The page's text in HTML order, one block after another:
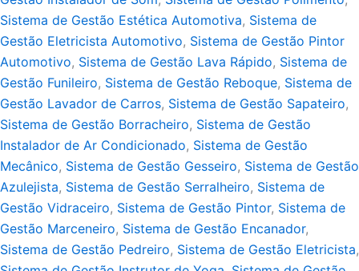
Sistema de Gestão Estética Automotiva, Sistema de
Gestão Eletricista Automotivo, Sistema de Gestão Pintor
Automotivo, Sistema de Gestão Lava Rápido, Sistema de
Gestão Funileiro, Sistema de Gestão Reboque, Sistema de
Gestão Lavador de Carros, Sistema de Gestão Sapateiro,
Sistema de Gestão Borracheiro, Sistema de Gestão
Instalador de Ar Condicionado, Sistema de Gestão
Mecânico, Sistema de Gestão Gesseiro, Sistema de Gestão
Azulejista, Sistema de Gestão Serralheiro, Sistema de
Gestão Vidraceiro, Sistema de Gestão Pintor, Sistema de
Gestão Marceneiro, Sistema de Gestão Encanador,
Sistema de Gestão Pedreiro, Sistema de Gestão Eletricista,